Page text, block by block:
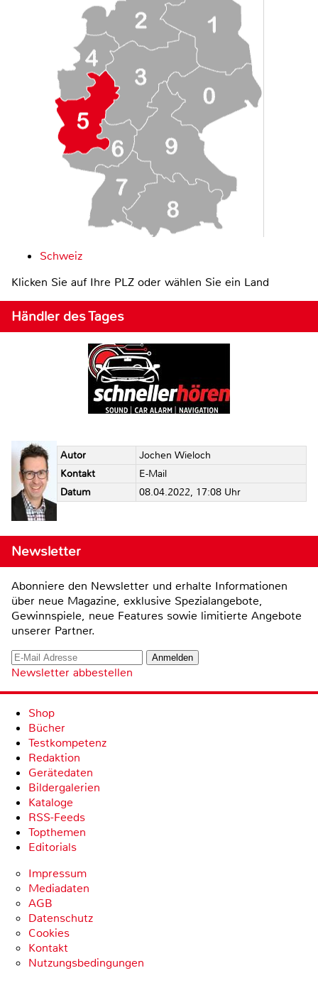
Schweiz
Klicken Sie auf Ihre PLZ oder wählen Sie ein Land
Händler des Tages
Autor
Jochen Wieloch
Kontakt
E-Mail
Datum
08.04.2022, 17:08 Uhr
Newsletter
Abonniere den Newsletter und erhalte Informationen
über neue Magazine, exklusive Spezialangebote,
Gewinnspiele, neue Features sowie limitierte Angebote
unserer Partner.
Newsletter abbestellen
Shop
Bücher
Testkompetenz
Redaktion
Gerätedaten
Bildergalerien
Kataloge
RSS-Feeds
Topthemen
Editorials
Impressum
Mediadaten
AGB
Datenschutz
Cookies
Kontakt
Nutzungsbedingungen